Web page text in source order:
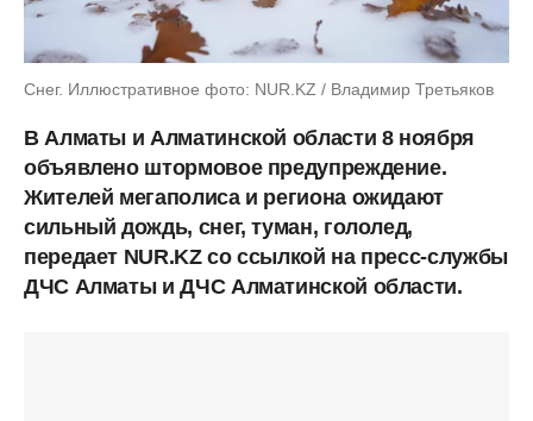
Снег. Иллюстративное фото: NUR.KZ / Владимир Третьяков
В Алматы и Алматинской области 8 ноября
объявлено штормовое предупреждение.
Жителей мегаполиса и региона ожидают
сильный дождь, снег, туман, гололед,
передает NUR.KZ со ссылкой на пресс-службы
ДЧС Алматы и ДЧС Алматинской области.